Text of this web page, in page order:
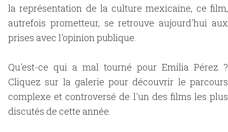
la représentation de la culture mexicaine, ce film,
autrefois prometteur, se retrouve aujourd'hui aux
prises avec l'opinion publique.
Qu'est-ce qui a mal tourné pour Emilia Pérez ?
Cliquez sur la galerie pour découvrir le parcours
complexe et controversé de l'un des films les plus
discutés de cette année.